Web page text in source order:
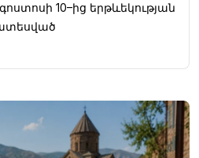
10–ից երթևեկության